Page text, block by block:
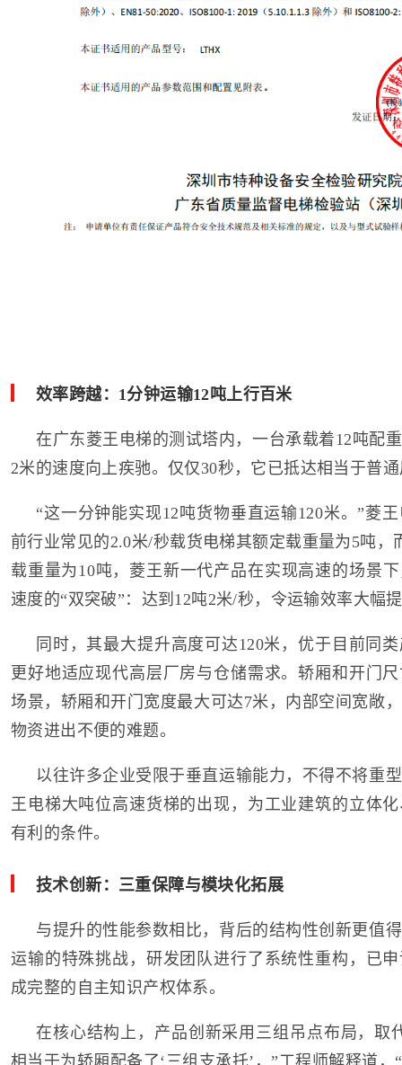
效率跨越：1分钟运输12吨上行百米
在广东菱王电梯的测试塔内，一台承载着12吨配
2米的速度向上疾驰。仅仅30秒，它已抵达相当于普
“这一分钟能实现12吨货物垂直运输120米。”菱
前行业常见的2.0米/秒载货电梯其额定载重量为5吨，
载重量为10吨，菱王新一代产品在实现高速的场景
速度的“双突破”：达到12吨2米/秒，令运输效率大幅
同时，其最大提升高度可达120米，优于目前同
更好地适应现代高层厂房与仓储需求。轿厢和开门
场景，轿厢和开门宽度最大可达7米，内部空间宽敞
物资进出不便的难题。
以往许多企业受限于垂直运输能力，不得不将重
王电梯大吨位高速货梯的出现，为工业建筑的立体
有利的条件。
技术创新：三重保障与模块化拓展
与提升的性能参数相比，背后的结构性创新更值
运输的特殊挑战，研发团队进行了系统性重构，已
成完整的自主知识产权体系。
在核心结构上，产品创新采用三组吊点布局，取